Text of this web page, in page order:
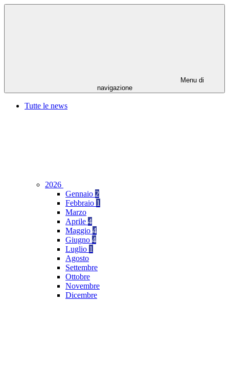
Menu di
navigazione
Tutte le news
2026
Gennaio 2
Febbraio 1
Marzo
Aprile 4
Maggio 4
Giugno 4
Luglio 1
Agosto
Settembre
Ottobre
Novembre
Dicembre